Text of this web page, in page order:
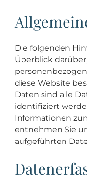
Die folgenden
Überblick
diese Website
Daten sind alle
identifiziert
Informationen
entnehmen Sie
aufgeführten